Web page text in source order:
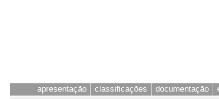
apresentação classificações documentação